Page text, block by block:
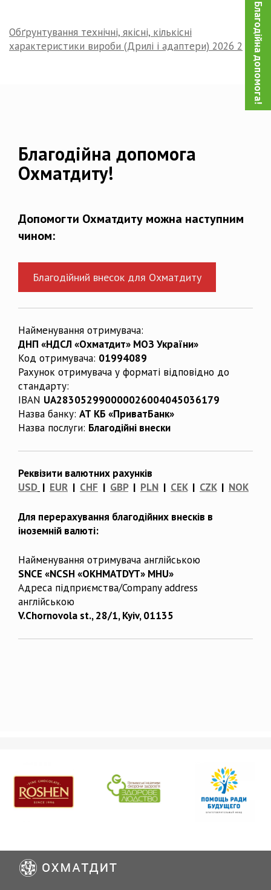
Благодійна допомога!
Обґрунтування технічні, якісні, кількісні
характеристики вироби (Дрилі і адаптери) 2026 2
Благодійна допомога
Охматдиту!
Допомогти Охматдиту можна наступним
чином:
Благодійний внесок для Охматдиту
Найменування отримувача:
ДНП «НДСЛ «Охматдит» МОЗ України»
Код отримувача: 01994089
Рахунок отримувача у форматі відповідно до
стандарту:
IBAN UA283052990000026004045036179
Назва банку: АТ КБ «ПриватБанк»
Назва послуги: Благодійні внески
Реквізити валютних рахунків
USD | EUR | CHF | GBP| PLN | CEK| CZK| NOK
Для перерахування благодійних внесків в
іноземній валюті:
Найменування отримувача англійською
SNCE «NCSH «OKHMATDYT» MHU»
Адреса підприємства/Company address
англійською
V.Chornovola st., 28/1, Kyiv, 01135